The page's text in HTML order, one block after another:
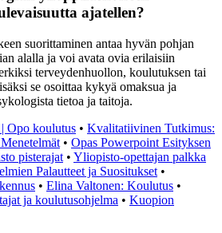
ajatellen?
suorittaminen antaa hyvän pohjan
alalla ja voi avata ovia erilaisiin
terveydenhuollon, koulutuksen tai
se osoittaa kykyä omaksua ja
tietoa ja taitoja.
Opo koulutus • Kvalitatiivinen Tutkimus:
• Opas Powerpoint Esityksen
pisterajat • Yliopisto-opettajan palkka
Palautteet ja Suositukset •
• Elina Valtonen: Koulutus •
ja koulutusohjelma • Kuopion